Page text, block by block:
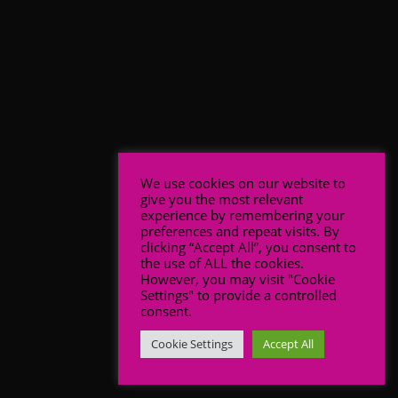
We use cookies on our website to
give you the most relevant
experience by remembering your
preferences and repeat visits. By
clicking “Accept All”, you consent to
the use of ALL the cookies.
However, you may visit "Cookie
Settings" to provide a controlled
consent.
Cookie Settings Accept All